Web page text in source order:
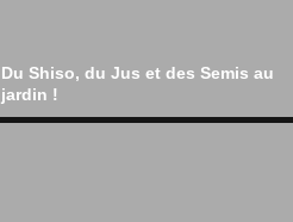
Du Shiso, du Jus et des Semis au
jardin !